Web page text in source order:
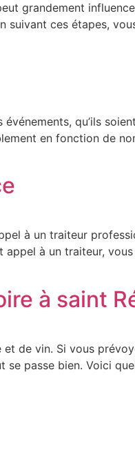
grandement
ces étapes,
qu’ils
en fonction de
à un traiteur
à un traiteur,
à saint
de vin. Si vous
passe bien. Voici